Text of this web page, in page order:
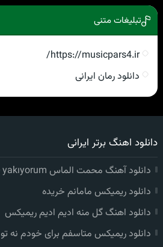
تبلیغات متنی
https://musicpars4.ir/
دانلود رمان ایرانی
دانلود اهنگ برتر ایرانی
دانلود آهنگ محمت الماس gidene yakıyorum
دانلود ریمیکس مامانم خریده
دانلود اهنگ گل منه ادیم ادیم ریمیکس
دانلود ریمیکس متاسفم برای خودم نه تو